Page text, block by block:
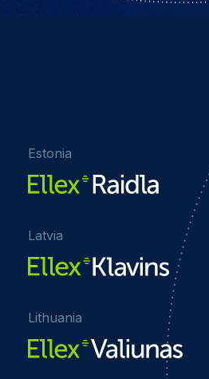
Estonia
Latvia
Lithuania